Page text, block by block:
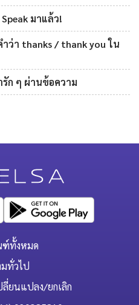
Speak มาแล้ว!
ว่า thanks / thank you ใน
ก ๆ ผ่านข้อความ
ทั้งหมด
ทั่วไป
ยนแปลง/ยกเลิก